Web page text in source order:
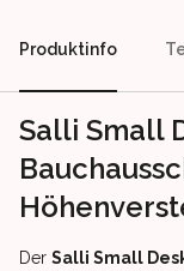
Produktinfo
Salli Small
Der Salli Small